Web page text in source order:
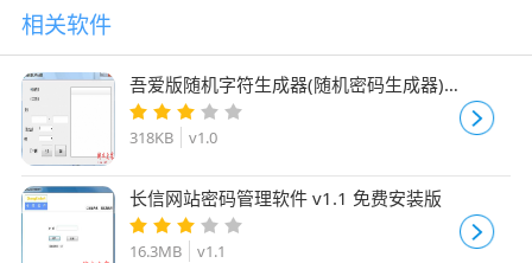
相关软件
吾爱版随机字符生成器(随机密码生成器)
v1.0 免费绿色版
318KB v1.0
长信网站密码管理软件 v1.1 免费安装版
16.3MB v1.1